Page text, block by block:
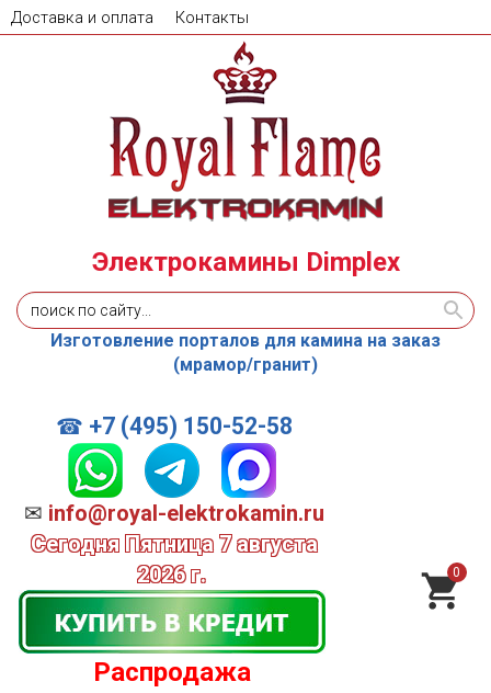
Доставка и оплата Контакты
☎ +7 (495) 150-52-58
✉ info@royal-elektrokamin.ru
Сегодня Пятница 7 августа
2026 г.
Распродажа
Электрокамины Dimplex
Изготовление порталов для камина на заказ
(мрамор/гранит)
0